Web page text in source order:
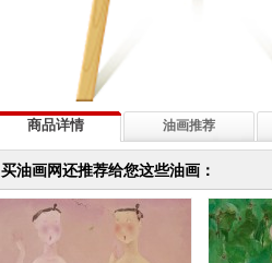
商品详情 油画推荐
买油画网还推荐给您这些油画：